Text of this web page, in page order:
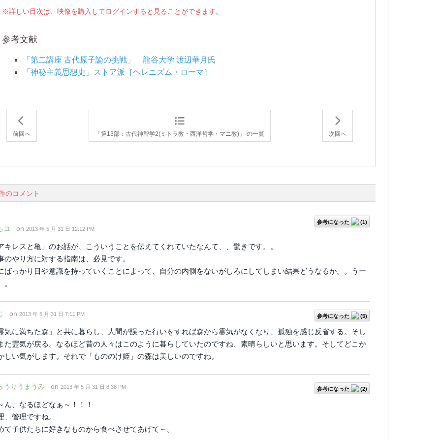
※詳しい目次は、映像を購入してログインすると見ることができます。
参考文献
「第二講座 古代原子論の挑戦」 龍谷大学 渡辺華月氏
「神秘主義思想史」ストア派［ヘレニズム・ローマ］
前回へ 「第13部：古代神智学2(ミトラ教・西洋哲学・マニ教)」 の一覧 次回へ
のコメント
参考になった (1)
コ on 2013 年 5 月 31 日 12:12 PM
キレスと亀」のお話が、こういうことを伝えてくれていたなんて、、驚きです。。
のやり方に対する指南は、必見です。
ばっかり目や意識を持っていくことによって、自分の内側をないがしろにしてしまい結果どうなるか。。うー
。
参考になった (5)
on 2013 年 5 月 31 日 7:11 PM
気に満ちた森」と共に暮らし、人間が誤った行いをすれば森から霊気がなくなり、孤独を感じ反省する。そし
た霊気が戻る。なるほど昔の人々はこのように暮らしていたのですね、素晴らしいと思います。そしてどこか
しい気がします。それで「もののけ姫」の森は美しいのですね。
参考になった (2)
うりうまうみ on 2013 年 5 月 31 日 8:38 PM
ん、なるほどなぁ～！！！
、管理ですね。
て子供たちに好きなものから食べさせてあげて～。